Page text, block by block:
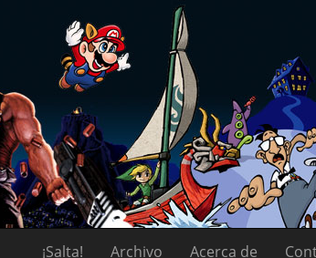
¡Salta! Archivo Acerca de